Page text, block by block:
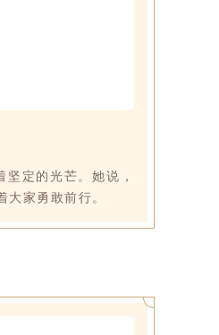
定的光芒。她说，
家勇敢前行。